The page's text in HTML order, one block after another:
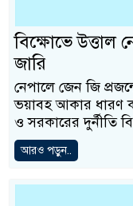
বিক্ষোভে উত্তাল
জারি
নেপালে জেন জি
ভয়াবহ আকার ধারণ
ও সরকারের দুর্নীতি
আরও পড়ুন..